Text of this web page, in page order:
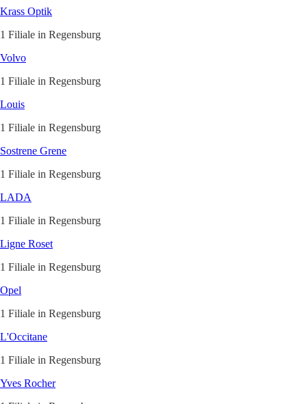
Krass Optik
1 Filiale in Regensburg
Volvo
1 Filiale in Regensburg
Louis
1 Filiale in Regensburg
Sostrene Grene
1 Filiale in Regensburg
LADA
1 Filiale in Regensburg
Ligne Roset
1 Filiale in Regensburg
Opel
1 Filiale in Regensburg
L'Occitane
1 Filiale in Regensburg
Yves Rocher